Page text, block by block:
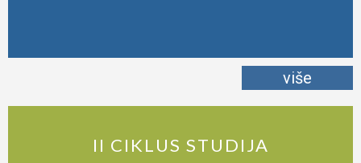
više
II CIKLUS STUDIJA